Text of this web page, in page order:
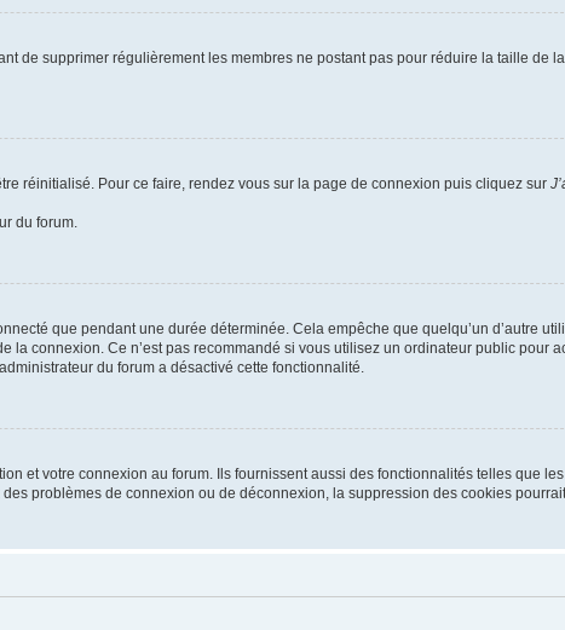
de supprimer régulièrement les membres ne postant pas pour réduire la taille de
réinitialisé. Pour ce faire, rendez vous sur la page de connexion puis cliquez sur
du forum.
que pendant une durée déterminée. Cela empêche que quelqu’un d’autre
la connexion. Ce n’est pas recommandé si vous utilisez un ordinateur public pour
du forum a désactivé cette fonctionnalité.
et votre connexion au forum. Ils fournissent aussi des fonctionnalités telles que
problèmes de connexion ou de déconnexion, la suppression des cookies